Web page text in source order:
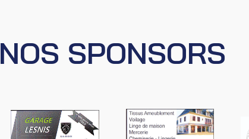
NOS SPONSORS